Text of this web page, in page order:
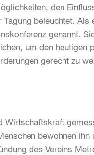
den
beleuchtet. Als
genannt.
um den heutigen
gerecht zu
Wirtschaftskraft
bewohnen ihn
des Vereins